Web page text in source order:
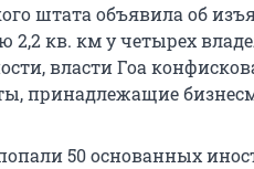
штата объявила об
кв. км у четырех
власти Гоа
принадлежащие
попали 50 основанных